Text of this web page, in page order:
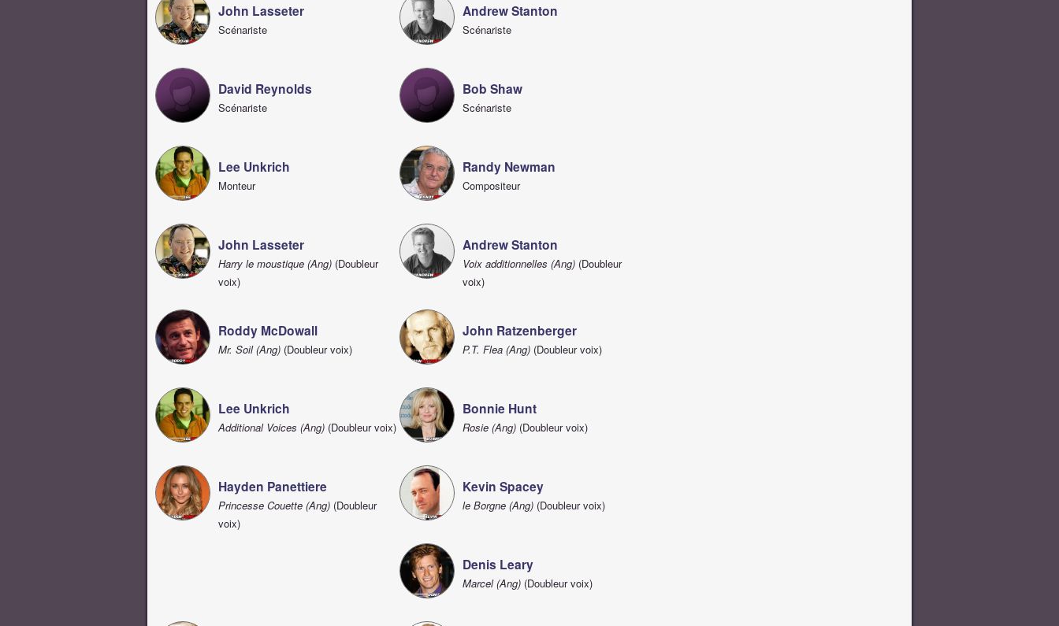
John Lasseter
Scénariste
Andrew Stanton
Scénariste
David Reynolds
Scénariste
Bob Shaw
Scénariste
Lee Unkrich
Monteur
Randy Newman
Compositeur
John Lasseter
Harry le moustique (Ang) (Doubleur
voix)
Andrew Stanton
Voix additionnelles (Ang) (Doubleur
voix)
Roddy McDowall
Mr. Soil (Ang) (Doubleur voix)
John Ratzenberger
P.T. Flea (Ang) (Doubleur voix)
Lee Unkrich
Additional Voices (Ang) (Doubleur voix)
Bonnie Hunt
Rosie (Ang) (Doubleur voix)
Hayden Panettiere
Princesse Couette (Ang) (Doubleur
voix)
Kevin Spacey
le Borgne (Ang) (Doubleur voix)
Denis Leary
Marcel (Ang) (Doubleur voix)